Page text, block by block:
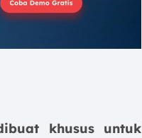
khusus untuk